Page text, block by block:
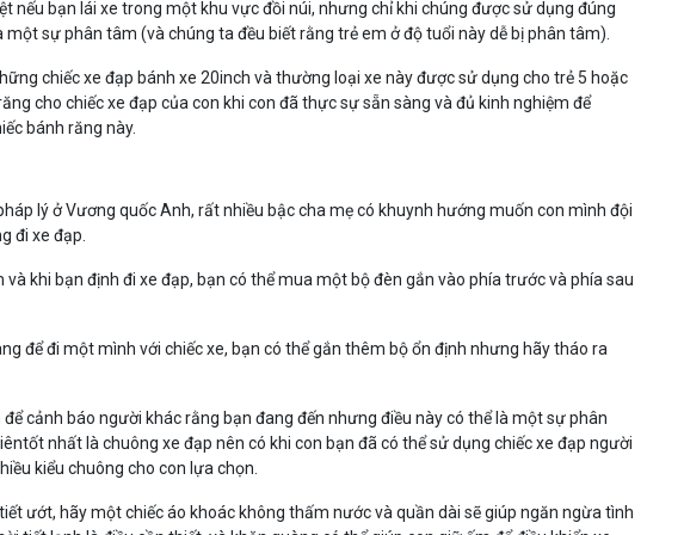
nếu bạn lái xe trong một khu vực đồi núi, nhưng chỉ khi chúng được sử dụng đúng
một sự phân tâm (và chúng ta đều biết rằng trẻ em ở độ tuổi này dễ bị phân tâm).
chiếc xe đạp bánh xe 20inch và thường loại xe này được sử dụng cho trẻ 5 hoặc
cho chiếc xe đạp của con khi con đã thực sự sẵn sàng và đủ kinh nghiệm để
bánh răng này.
lý ở Vương quốc Anh, rất nhiều bậc cha mẹ có khuynh hướng muốn con mình đội
đi xe đạp.
khi bạn định đi xe đạp, bạn có thể mua một bộ đèn gắn vào phía trước và phía sau
để đi một mình với chiếc xe, bạn có thể gắn thêm bộ ổn định nhưng hãy tháo ra
cảnh báo người khác rằng bạn đang đến nhưng điều này có thể là một sự phân
nhất là chuông xe đạp nên có khi con bạn đã có thể sử dụng chiếc xe đạp người
kiểu chuông cho con lựa chọn.
ướt, hãy một chiếc áo khoác không thấm nước và quần dài sẽ giúp ngăn ngừa tình